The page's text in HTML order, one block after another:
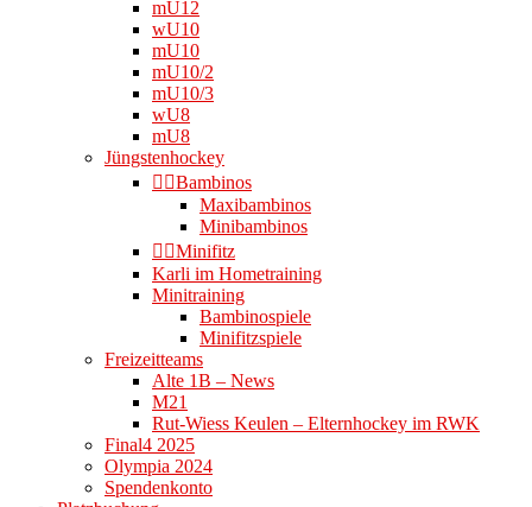
mU12
wU10
mU10
mU10/2
mU10/3
wU8
mU8
Jüngstenhockey
👉🏻Bambinos
Maxibambinos
Minibambinos
👉🏻Minifitz
Karli im Hometraining
Minitraining
Bambinospiele
Minifitzspiele
Freizeitteams
Alte 1B – News
M21
Rut-Wiess Keulen – Elternhockey im RWK
Final4 2025
Olympia 2024
Spendenkonto